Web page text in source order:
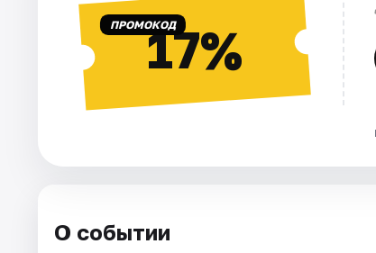
ПРОМОКОД17%
О событии